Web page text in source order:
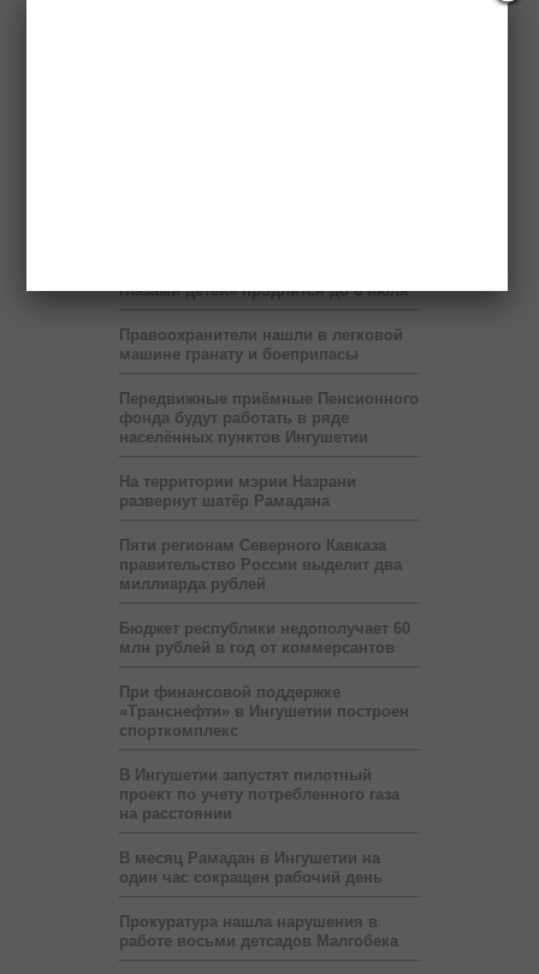
глазами детей» продлится до 6 июля
Правоохранители нашли в легковой
машине гранату и боеприпасы
Передвижные приёмные Пенсионного
фонда будут работать в ряде
населённых пунктов Ингушетии
На территории мэрии Назрани
развернут шатёр Рамадана
Пяти регионам Северного Кавказа
правительство России выделит два
миллиарда рублей
Бюджет республики недополучает 60
млн рублей в год от коммерсантов
При финансовой поддержке
«Транснефти» в Ингушетии построен
спорткомплекс
В Ингушетии запустят пилотный
проект по учету потребленного газа
на расстоянии
В месяц Рамадан в Ингушетии на
один час сокращен рабочий день
Прокуратура нашла нарушения в
работе восьми детсадов Малгобека